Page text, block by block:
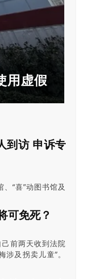
用虚假
到访 申诉专
“喜”动图书馆及
善用这些图书馆
关推动全民阅读
可免死？
前两天收到法院
及拐卖儿童”。